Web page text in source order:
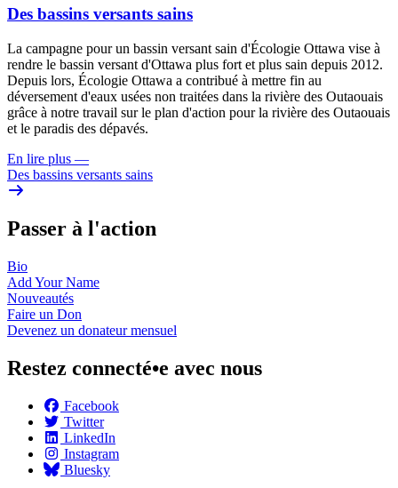
Des bassins versants sains
La campagne pour un bassin versant sain d'Écologie Ottawa vise à
rendre le bassin versant d'Ottawa plus fort et plus sain depuis 2012.
Depuis lors, Écologie Ottawa a contribué à mettre fin au
déversement d'eaux usées non traitées dans la rivière des Outaouais
grâce à notre travail sur le plan d'action pour la rivière des Outaouais
et le paradis des dépavés.
En lire plus —
Des bassins versants sains
Passer à l'action
Bio
Add YourName
Nouveautés
Faire un Don
Devenez un donateurmensuel
Restez connecté•e avec nous
Facebook
Twitter
LinkedIn
Instagram
Bluesky